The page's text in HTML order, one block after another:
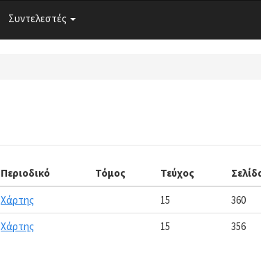
Συντελεστές
Περιοδικό Τόμος Τεύχος
Χάρτης 15 360
Χάρτης 15 356